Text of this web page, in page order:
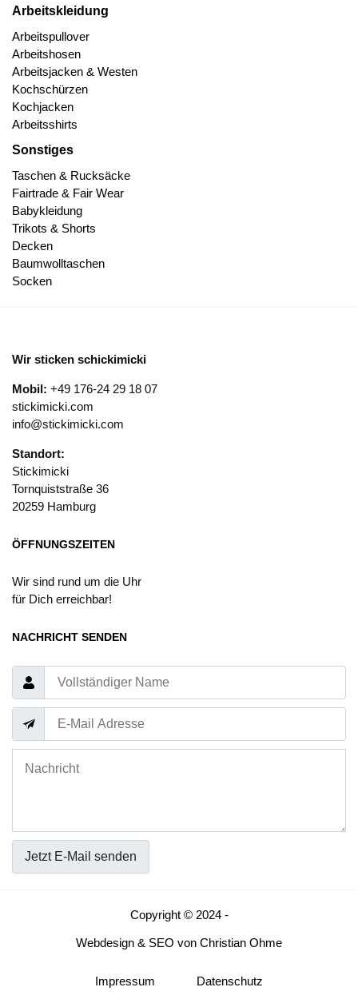
Arbeitskleidung
Arbeitspullover
Arbeitshosen
Arbeitsjacken & Westen
Kochschürzen
Kochjacken
Arbeitsshirts
Sonstiges
Taschen & Rucksäcke
Fairtrade & Fair Wear
Babykleidung
Trikots & Shorts
Decken
Baumwolltaschen
Socken
Wir sticken schickimicki
Mobil: +49 176-24 29 18 07
stickimicki.com
info@stickimicki.com
Standort:
Stickimicki
Tornquiststraße 36
20259 Hamburg
ÖFFNUNGSZEITEN
Wir sind rund um die Uhr
für Dich erreichbar!
NACHRICHT SENDEN
Jetzt E-Mail senden
Copyright © 2024 -
Webdesign & SEO von Christian Ohme
Impressum Datenschutz